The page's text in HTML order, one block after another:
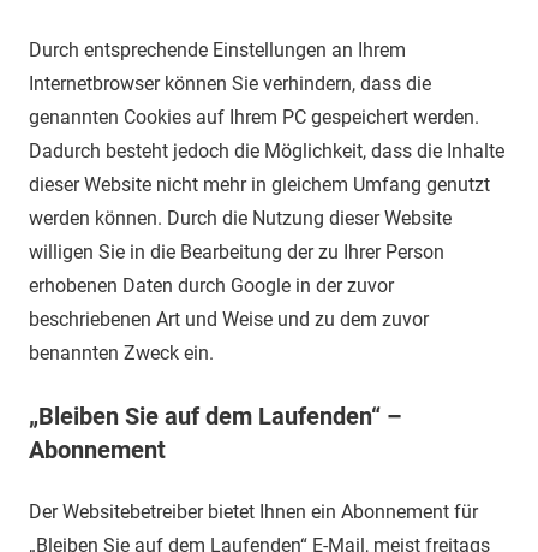
Durch entsprechende Einstellungen an Ihrem
Internetbrowser können Sie verhindern, dass die
genannten Cookies auf Ihrem PC gespeichert werden.
Dadurch besteht jedoch die Möglichkeit, dass die Inhalte
dieser Website nicht mehr in gleichem Umfang genutzt
werden können. Durch die Nutzung dieser Website
willigen Sie in die Bearbeitung der zu Ihrer Person
erhobenen Daten durch Google in der zuvor
beschriebenen Art und Weise und zu dem zuvor
benannten Zweck ein.
„Bleiben Sie auf dem Laufenden“ –
Abonnement
Der Websitebetreiber bietet Ihnen ein Abonnement für
„Bleiben Sie auf dem Laufenden“ E-Mail, meist freitags